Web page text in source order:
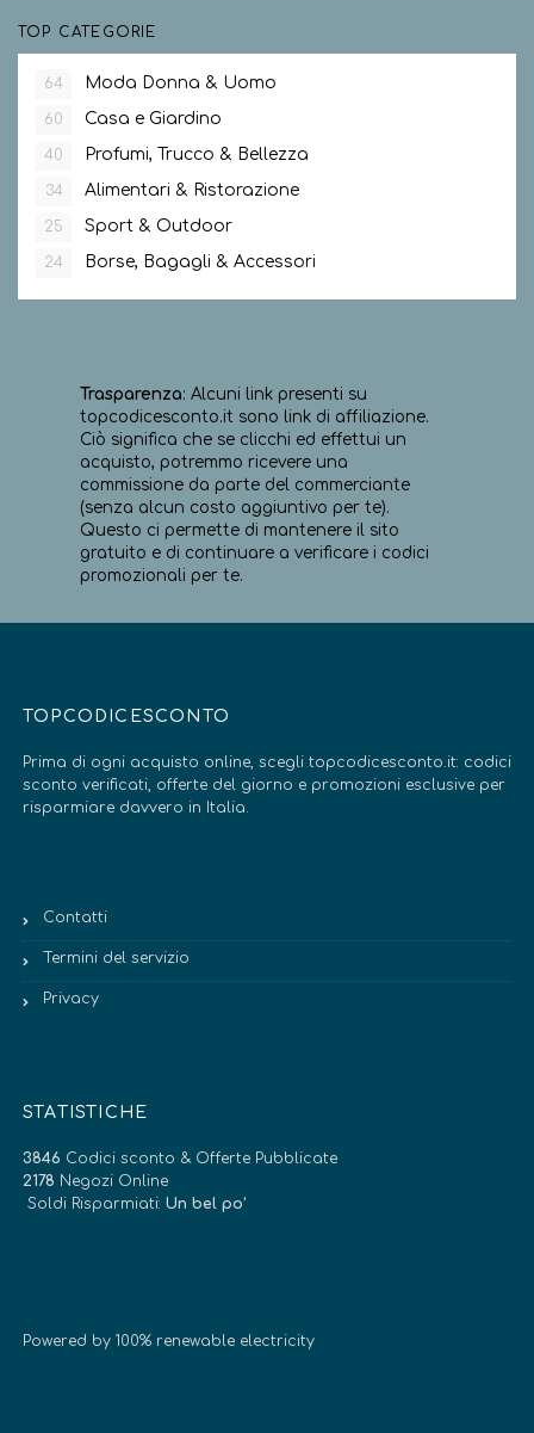
TOP CATEGORIE
64 Moda Donna & Uomo
60 Casa e Giardino
40 Profumi, Trucco & Bellezza
34 Alimentari & Ristorazione
25 Sport & Outdoor
24 Borse, Bagagli & Accessori
Trasparenza: Alcuni link presenti su
topcodicesconto.it sono link di affiliazione.
Ciò significa che se clicchi ed effettui un
acquisto, potremmo ricevere una
commissione da parte del commerciante
(senza alcun costo aggiuntivo per te).
Questo ci permette di mantenere il sito
gratuito e di continuare a verificare i codici
promozionali per te.
TOPCODICESCONTO
Prima di ogni acquisto online, scegli topcodicesconto.it: codici
sconto verificati, offerte del giorno e promozioni esclusive per
risparmiare davvero in Italia.
Contatti
Termini del servizio
Privacy
STATISTICHE
3846 Codici sconto & Offerte Pubblicate
2178 Negozi Online
Soldi Risparmiati: Un bel po’
Powered by 100% renewable electricity